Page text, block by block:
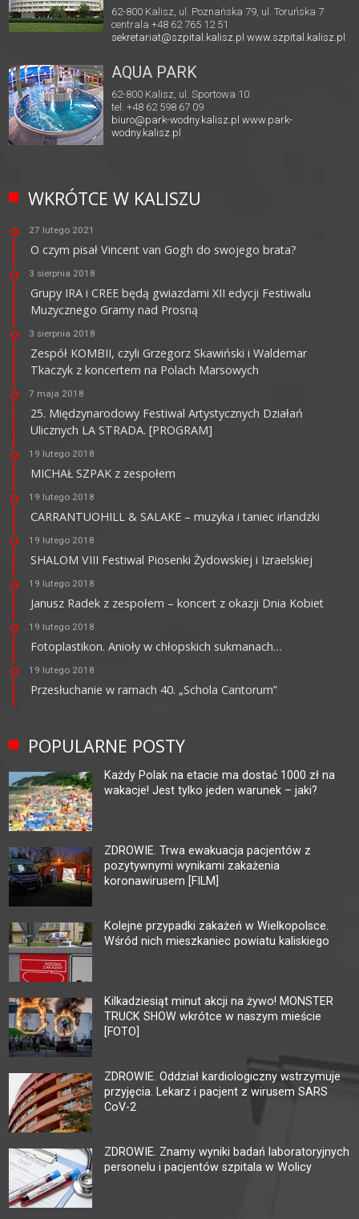
62-800 Kalisz, ul. Poznańska 79, ul. Toruńska 7
centrala +48 62 765 12 51
sekretariat@szpital.kalisz.pl www.szpital.kalisz.pl
AQUA PARK
62-800 Kalisz, ul. Sportowa 10
tel. +48 62 598 67 09
biuro@park-wodny.kalisz.pl www.park-
wodny.kalisz.pl
WKRÓTCE W KALISZU
27 lutego 2021
O czym pisał Vincent van Gogh do swojego brata?
3 sierpnia 2018
Grupy IRA i CREE będą gwiazdami XII edycji Festiwalu
Muzycznego Gramy nad Prosną
3 sierpnia 2018
Zespół KOMBII, czyli Grzegorz Skawiński i Waldemar
Tkaczyk z koncertem na Polach Marsowych
7 maja 2018
25. Międzynarodowy Festiwal Artystycznych Działań
Ulicznych LA STRADA. [PROGRAM]
19 lutego 2018
MICHAŁ SZPAK z zespołem
19 lutego 2018
CARRANTUOHILL & SALAKE – muzyka i taniec irlandzki
19 lutego 2018
SHALOM VIII Festiwal Piosenki Żydowskiej i Izraelskiej
19 lutego 2018
Janusz Radek z zespołem – koncert z okazji Dnia Kobiet
19 lutego 2018
Fotoplastikon. Anioły w chłopskich sukmanach…
19 lutego 2018
Przesłuchanie w ramach 40. „Schola Cantorum”
POPULARNE POSTY
Każdy Polak na etacie ma dostać 1000 zł na
wakacje! Jest tylko jeden warunek – jaki?
ZDROWIE. Trwa ewakuacja pacjentów z
pozytywnymi wynikami zakażenia
koronawirusem [FILM]
Kolejne przypadki zakażeń w Wielkopolsce.
Wśród nich mieszkaniec powiatu kaliskiego
Kilkadziesiąt minut akcji na żywo! MONSTER
TRUCK SHOW wkrótce w naszym mieście
[FOTO]
ZDROWIE. Oddział kardiologiczny wstrzymuje
przyjęcia. Lekarz i pacjent z wirusem SARS
CoV-2
ZDROWIE. Znamy wyniki badań laboratoryjnych
personelu i pacjentów szpitala w Wolicy